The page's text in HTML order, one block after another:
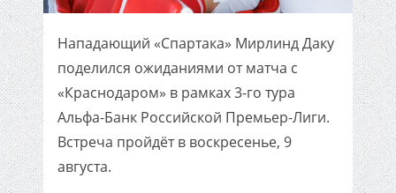
Нападающий «Спартака» Мирлинд Даку
поделился ожиданиями от матча с
«Краснодаром» в рамках 3-го тура
Альфа-Банк Российской Премьер-Лиги.
Встреча пройдёт в воскресенье, 9
августа.